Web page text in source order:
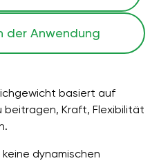
der Anwendung
basiert auf
beitragen, Kraft, Flexibilität
dynamischen